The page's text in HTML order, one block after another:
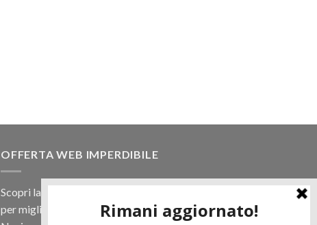
OFFERTA WEB IMPERDIBILE
Scopri la nostra offerta web! Un prezzo mai visto,
per migliaia di prodotti.